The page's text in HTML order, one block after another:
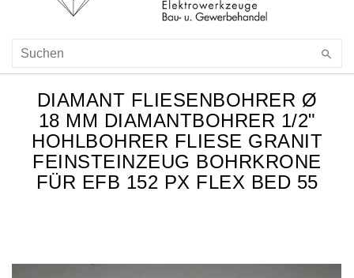
DIAMANT FLIESENBOHRER Ø
18 MM DIAMANTBOHRER 1/2"
HOHLBOHRER FLIESE GRANIT
FEINSTEINZEUG BOHRKRONE
FÜR EFB 152 PX FLEX BED 55